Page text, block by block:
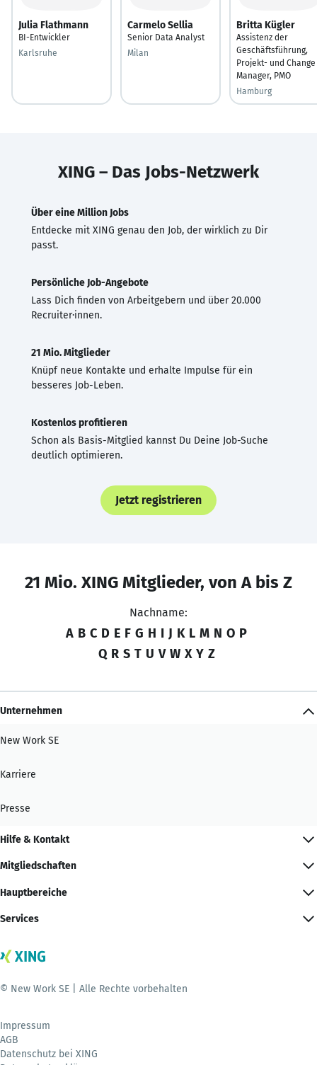
Julia Flathmann
BI-Entwickler
Karlsruhe
Carmelo Sellia
Senior Data Analyst
Milan
Britta Kügler
Assistenz der
Geschäftsführung,
Projekt- und Change
Manager, PMO
Hamburg
XING – Das Jobs-Netzwerk
Über eine Million Jobs
Entdecke mit XING genau den Job, der wirklich zu Dir
passt.
Persönliche Job-Angebote
Lass Dich finden von Arbeitgebern und über 20.000
Recruiter·innen.
21 Mio. Mitglieder
Knüpf neue Kontakte und erhalte Impulse für ein
besseres Job-Leben.
Kostenlos profitieren
Schon als Basis-Mitglied kannst Du Deine Job-Suche
deutlich optimieren.
Jetzt registrieren
21 Mio. XING Mitglieder, von A bis Z
Nachname:
A B C D E F G H I J K L M N O P
Q R S T U V W X Y Z
Unternehmen
New Work SE
Karriere
Presse
Hilfe & Kontakt
Mitgliedschaften
Hauptbereiche
Services
© New Work SE | Alle Rechte vorbehalten
Impressum
AGB
Datenschutz bei XING